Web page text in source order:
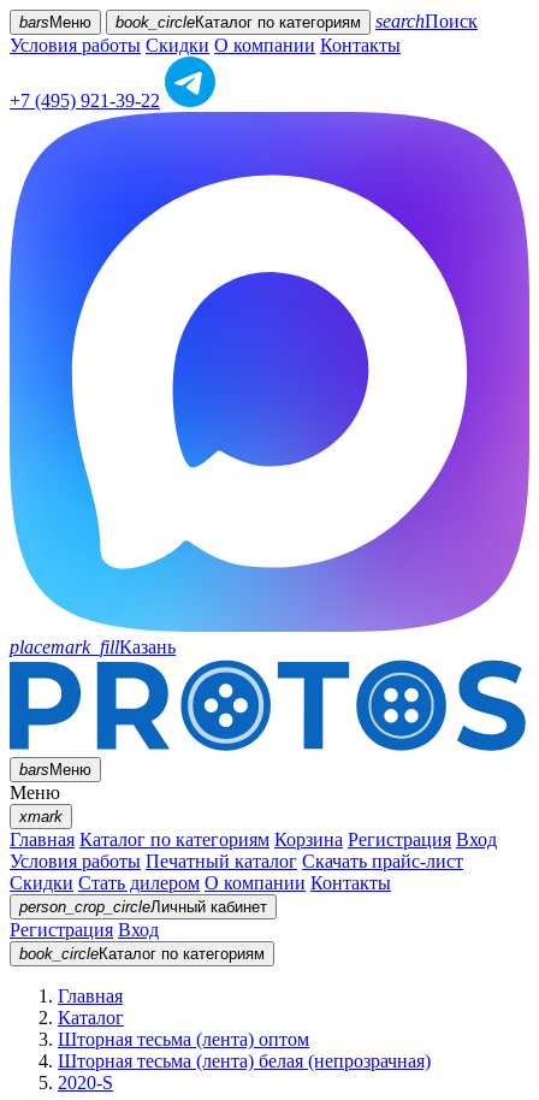
bars Меню book_circleКаталог по категориям searchПоиск
Условия работы Скидки О компании Контакты
+7 (495) 921-39-22
placemark_fillКазань
barsМеню
Меню
xmark
Главная Каталог по категориям Корзина Регистрация Вход
Условия работы Печатный каталог Скачать прайс-лист
Скидки Стать дилером О компании Контакты
person_crop_circleЛичный кабинет
Регистрация Вход
book_circleКаталог по категориям
Главная
Каталог
Шторная тесьма (лента) оптом
Шторная тесьма (лента) белая (непрозрачная)
2020-S